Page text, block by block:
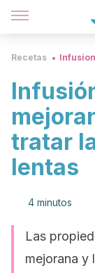
Recetas
tratar
lentas
4 minutos
Las
mejorana y